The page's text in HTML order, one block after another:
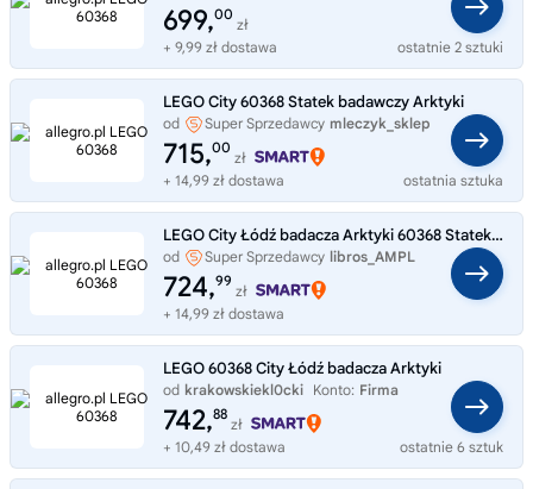
699,00
zł
+ 9,99 zł dostawa
ostatnie 2 sztuki
LEGO City 60368 Statek badawczy Arktyki
od Super Sprzedawcy mleczyk_sklep
715,00
zł
+ 14,99 zł dostawa
ostatnia sztuka
LEGO City Łódź badacza Arktyki 60368 Statek Badawczy i Helikopter
od Super Sprzedawcy libros_AMPL
724,99
zł
+ 14,99 zł dostawa
LEGO 60368 City Łódź badacza Arktyki
od krakowskiekl0cki Konto: Firma
742,88
zł
+ 10,49 zł dostawa
ostatnie 6 sztuk